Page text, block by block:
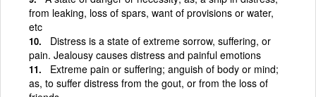
from leaking, loss of spars, want of provisions or water,
etc
Distress is a state of extreme sorrow, suffering, or
pain. Jealousy causes distress and painful emotions
Extreme pain or suffering; anguish of body or mind;
as, to suffer distress from the gout, or from the loss of